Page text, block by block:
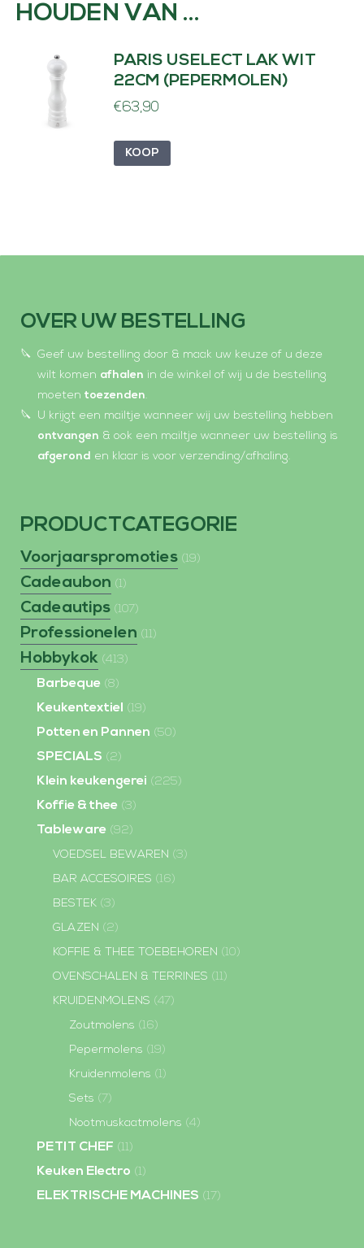
HOUDEN VAN …
PARIS USELECT LAK WIT
22CM (PEPERMOLEN)
€63,90
KOOP
OVER UW BESTELLING
Geef uw bestelling door & maak uw keuze of u deze
wilt komen afhalen in de winkel of wij u de bestelling
moeten toezenden.
U krijgt een mailtje wanneer wij uw bestelling hebben
ontvangen & ook een mailtje wanneer uw bestelling is
afgerond en klaar is voor verzending/afhaling.
PRODUCTCATEGORIE
Voorjaarspromoties (19)
Cadeaubon (1)
Cadeautips (107)
Professionelen (11)
Hobbykok (413)
Barbeque (8)
Keukentextiel (19)
Potten en Pannen (50)
SPECIALS (2)
Klein keukengerei (225)
Koffie & thee (3)
Tableware (92)
VOEDSEL BEWAREN (3)
BAR ACCESOIRES (16)
BESTEK (3)
GLAZEN (2)
KOFFIE & THEE TOEBEHOREN (10)
OVENSCHALEN & TERRINES (11)
KRUIDENMOLENS (47)
Zoutmolens (16)
Pepermolens (19)
Kruidenmolens (1)
Sets (7)
Nootmuskaatmolens (4)
PETIT CHEF (11)
Keuken Electro (1)
ELEKTRISCHE MACHINES (17)